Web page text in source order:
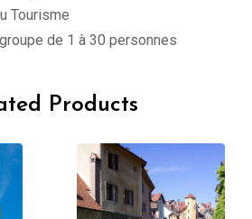
Tourisme
de 1 à 30 personnes
Products